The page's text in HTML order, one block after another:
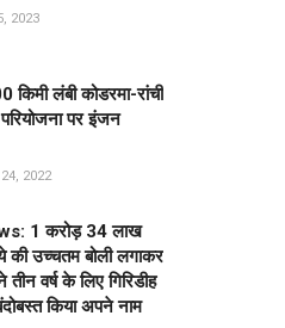
2023
लंबी कोडरमा-रांची
पर इंजन
2022
1 करोड़ 34 लाख
की उच्चतम बोली लगाकर
वर्ष के लिए गिरिडीह
किया अपने नाम